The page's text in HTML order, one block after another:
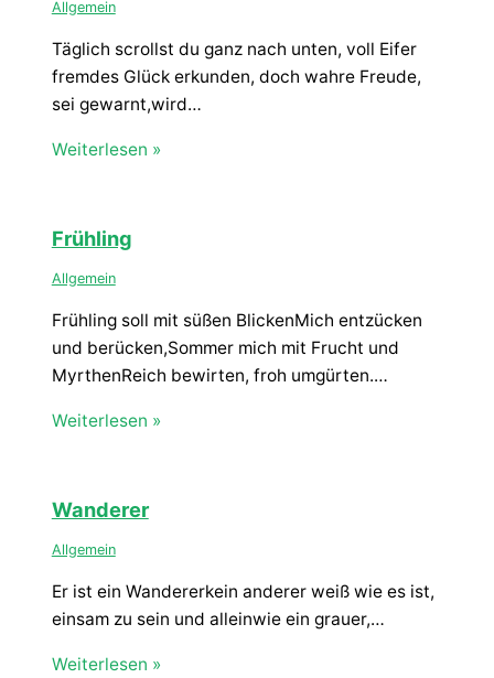
Allgemein
Täglich scrollst du ganz nach unten, voll Eifer
fremdes Glück erkunden, doch wahre Freude,
sei gewarnt,wird…
Weiterlesen »
Frühling
Allgemein
Frühling soll mit süßen BlickenMich entzücken
und berücken,Sommer mich mit Frucht und
MyrthenReich bewirten, froh umgürten.…
Weiterlesen »
Wanderer
Allgemein
Er ist ein Wandererkein anderer weiß wie es ist,
einsam zu sein und alleinwie ein grauer,…
Weiterlesen »